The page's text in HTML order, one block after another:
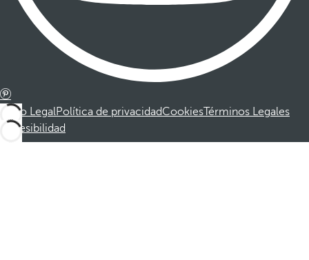
Aviso LegalPolítica de privacidadCookiesTérminos Legales
Accesibilidad